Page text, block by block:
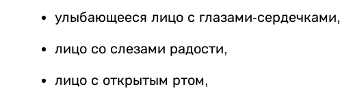
улыбающееся лицо с глазами-сердечками,
лицо со слезами радости,
лицо с открытым ртом,